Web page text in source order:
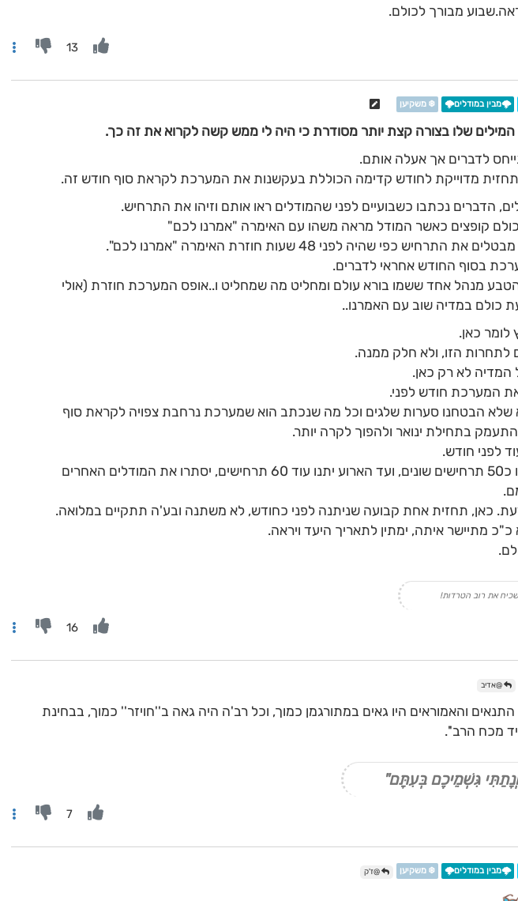
מבורך לכולם.
13
🌩️מבין במודלים🌩️ ❄️ משקיען
שלו בצורה קצת יותר מסודרת כי היה לי ממש קשה לקרוא את זה כך.
לדברים אך אעלה אותם.
מדוייקת לחודש קדימה הכוללת בעקשנות את המערכת לקראת סוף חודש זה.
הדברים נכתבו כשבועיים לפני שהמודלים ראו אותם וזיהו את התרחיש.
קופצים כאשר המודל מראה משהו עם האימרה "אמרנו לכם"
כפי שהיה לפני 48 שעות חוזרת האימרה "אמרנו לכם".
בסוף החודש אחראי לדברים.
מנהל אחד ששמו בורא עולם ומחליט מה שמחליט ו..אופס המערכת חוזרת (אולי
כולם במדיה שוב עם האמרנו..
כאן.
לתחרות הזו, ולא חלק ממנה.
לא רק כאן.
המערכת חודש לפני.
שלא הבטחנו סערות שלגים וכל מה שנכתב הוא שמערכת נרחבת צפויה לקראת סוף
בתחילת ינואר ולהפוך לקרה יותר.
לפני חודש.
מאז המפות נתנו כ50 תרחישים שונים, ועד הארוע יתנו עוד 60 תרחישים, יסתרו את המודלים האחרים
כאן, תחזית אחת קבועה שניתנה לפני כחודש, לא משתנה ובע'ה תתקיים במלואה.
מתיישר איתה, ימתין לתאריך היעד ויראה.
את רוב הטרדות!
16
@אדיב
והאמוראים היו גאים במתורגמן כמוך, וכל רב'ה היה גאה ב''חויזר'' כמוך, בבחינת
מכח הרב''.
גִּשְׁמֵיכֶם בְּעִתָּם"
7
🌩️מבין במודלים🌩️ ❄️ משקיען @ז'ק